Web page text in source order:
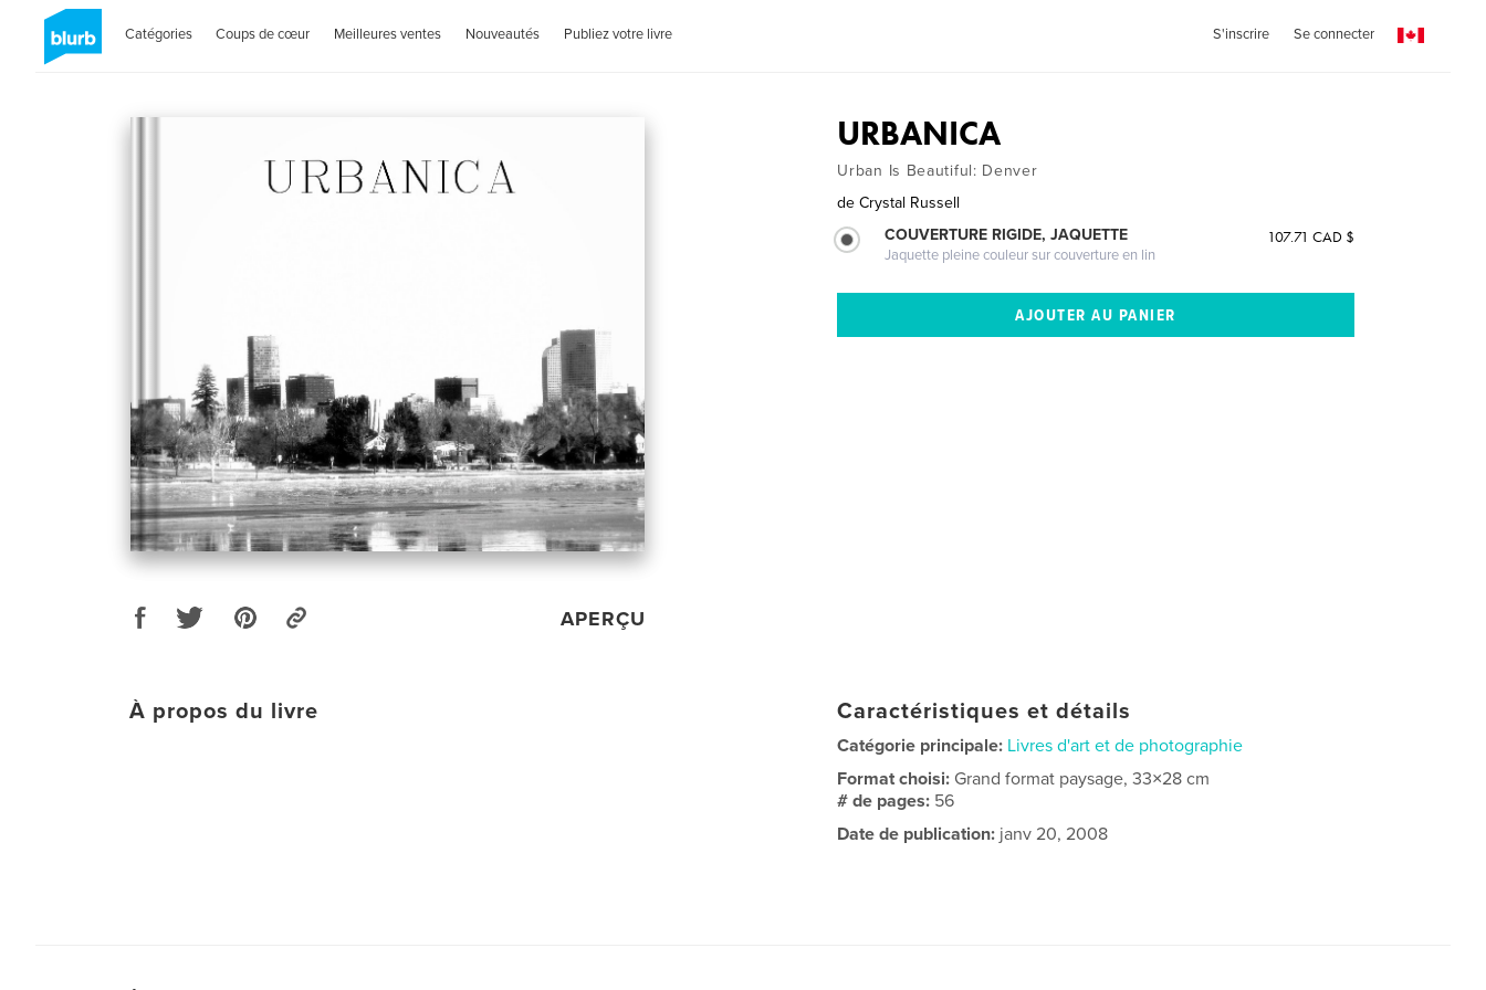
Catégories Coups de cœur Meilleures ventes Nouveautés Publiez votre livre S'inscrire Se connecter
APERÇU
URBANICA
Urban Is Beautiful: Denver
de Crystal Russell
COUVERTURE RIGIDE, JAQUETTE
Jaquette pleine couleur sur couverture en lin
107.71 CAD $
À propos du livre Caractéristiques et détails
Catégorie principale: Livres d'art et de photographie
Format choisi: Grand format paysage, 33×28 cm
# de pages: 56
Date de publication: janv 20, 2008